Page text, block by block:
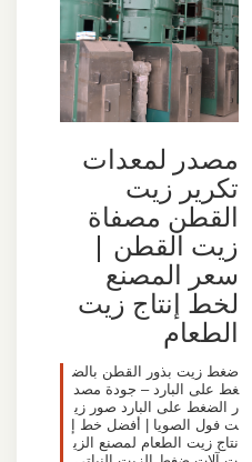
مصدر لمعدات
تكرير زيت
القطن مصفاة
زيت القطن |
سعر المصنع
لخط إنتاج زيت
الطعام
ضغط زيت بذور القطن بالض
غط على البارد – جودة مصد
ر الضغط على البارد صور زي
ت فول الصويا | أفضل خط إ
نتاج زيت الطعام لمصنع الزي